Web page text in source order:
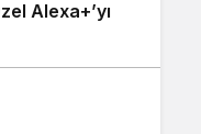
Alexa+’yı